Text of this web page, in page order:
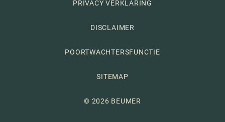
PRIVACY VERKLARING
DISCLAIMER
POORTWACHTERSFUNCTIE
SITEMAP
© 2026 BEUMER